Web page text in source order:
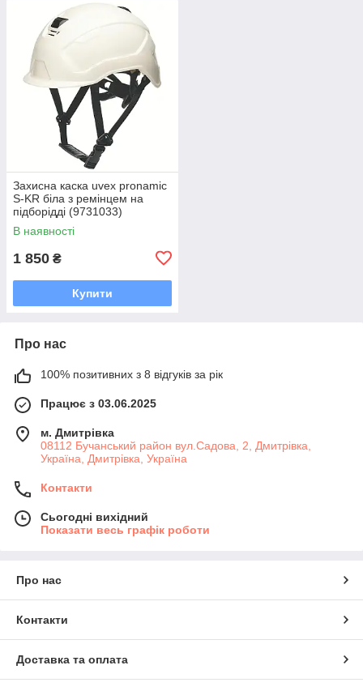
Захисна каска uvex pronamic
S-KR біла з ремінцем на
підборідді (9731033)
В наявності
1 850 ₴
Купити
Про нас
100% позитивних з 8 відгуків за рік
Працює з 03.06.2025
м. Дмитрiвка
08112 Бучанський район вул.Садова, 2, Дмитрівка,
Україна, Дмитрiвка, Україна
Контакти
Сьогодні вихідний
Показати весь графік роботи
Про нас
Контакти
Доставка та оплата